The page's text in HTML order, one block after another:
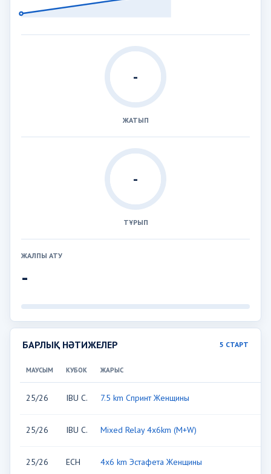
-
ЖАТЫП
-
ТҰРЫП
ЖАЛПЫ АТУ
-
БАРЛЫҚ НӘТИЖЕЛЕР 5 СТАРТ
МАУСЫМ КУБОК ЖАРЫС
25/26 IBU C. 7.5 km Спринт Женщины
25/26 IBU C. Mixed Relay 4x6km (M+W)
25/26 ECH 4x6 km Эстафета Женщины